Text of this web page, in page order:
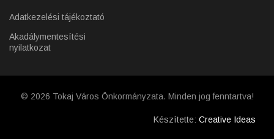
Adatkezelési tájékoztató
Akadálymentesítési
nyilatkozat
© 2026 Tokaj Város Önkormányzata. Minden jog fenntartva!
Készítette: Creative Ideas